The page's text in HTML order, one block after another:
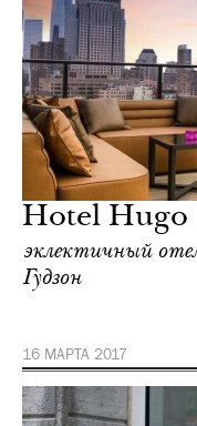
Hotel Hugo
эклектичный
Гудзон
16 МАРТА 2017
Йорк